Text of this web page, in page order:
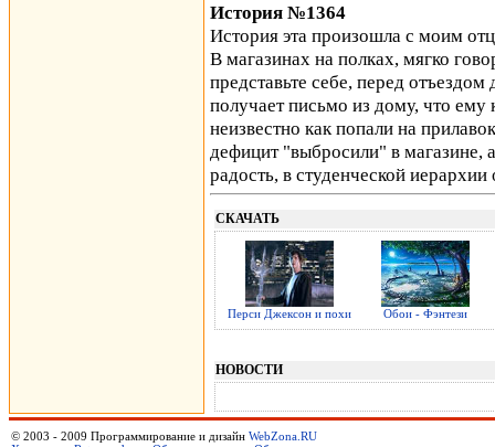
История №1364
История эта произошла с моим
В магазинах на полках, мягко
представьте себе, перед
получает письмо из дому, что
неизвестно как попали на
дефицит "выбросили" в магазине,
радость, в студенческой
СКАЧАТЬ
Перси Джексон и похи Обои - Фэнтези
НОВОСТИ
© 2003 - 2009 Программирование и дизайн WebZona.RU